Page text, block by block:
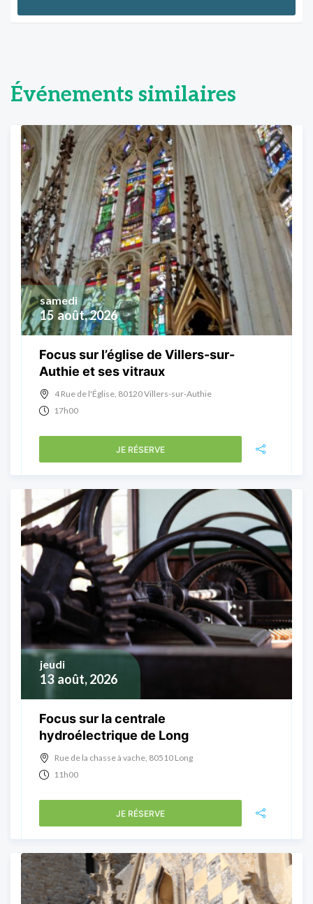
Événements similaires
15 août, 2026
samedi
Focus sur l’église de Villers-sur-
Authie et ses vitraux
4 Rue de l'Église, 80120 Villers-sur-Authie
17h00
JE RÉSERVE
13 août, 2026
jeudi
Focus sur la centrale
hydroélectrique de Long
Rue de la chasse à vache, 80510 Long
11h00
JE RÉSERVE